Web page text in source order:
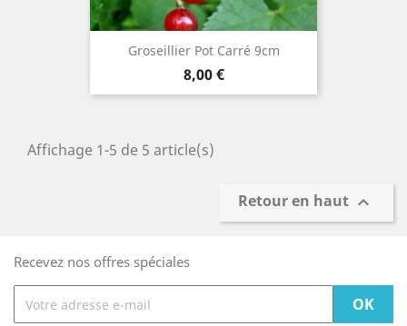
Groseillier Pot Carré 9cm
Prix
8,00 €
Affichage 1-5 de 5 article(s)
Retour en haut 
Recevez nos offres spéciales